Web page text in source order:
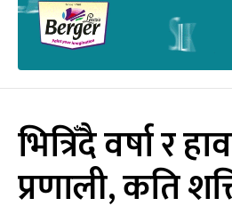
भित्रिँदै वर्षा र
प्रणाली, कति